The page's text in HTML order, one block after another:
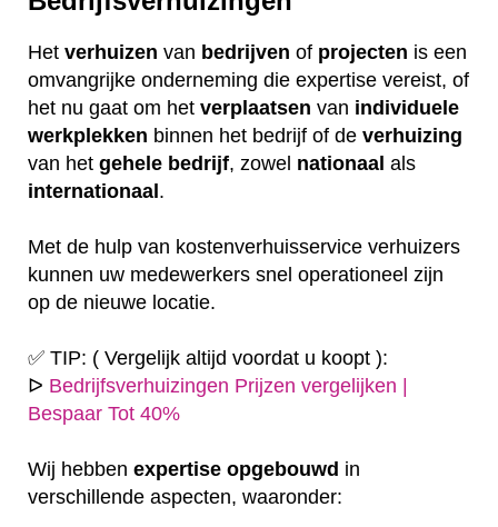
Het verhuizen van bedrijven of projecten is een
omvangrijke onderneming die expertise vereist, of
het nu gaat om het verplaatsen van individuele
werkplekken binnen het bedrijf of de verhuizing
van het gehele bedrijf, zowel nationaal als
internationaal .
Met de hulp van kostenverhuisservice verhuizers
kunnen uw medewerkers snel operationeel zijn
op de nieuwe locatie.
✅ TIP: ( Vergelijk altijd voordat u koopt ):
ᐅ Bedrijfsverhuizingen Prijzen vergelijken |
Bespaar Tot 40%
Wij hebben expertise opgebouwd in
verschillende aspecten, waaronder: